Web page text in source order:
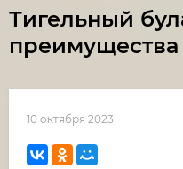
Тигельный
преимущества
10 октября 2023